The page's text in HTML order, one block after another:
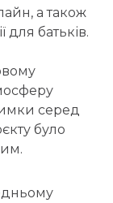
а також
для батьків.
серед
було